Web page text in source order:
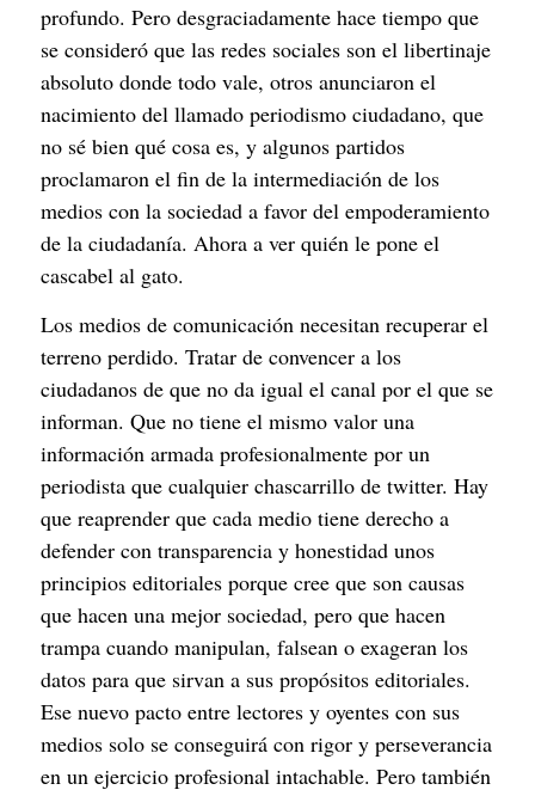
profundo. Pero desgraciadamente hace tiempo que
se consideró que las redes sociales son el libertinaje
absoluto donde todo vale, otros anunciaron el
nacimiento del llamado periodismo ciudadano, que
no sé bien qué cosa es, y algunos partidos
proclamaron el fin de la intermediación de los
medios con la sociedad a favor del empoderamiento
de la ciudadanía. Ahora a ver quién le pone el
cascabel al gato.
Los medios de comunicación necesitan recuperar el
terreno perdido. Tratar de convencer a los
ciudadanos de que no da igual el canal por el que se
informan. Que no tiene el mismo valor una
información armada profesionalmente por un
periodista que cualquier chascarrillo de twitter. Hay
que reaprender que cada medio tiene derecho a
defender con transparencia y honestidad unos
principios editoriales porque cree que son causas
que hacen una mejor sociedad, pero que hacen
trampa cuando manipulan, falsean o exageran los
datos para que sirvan a sus propósitos editoriales.
Ese nuevo pacto entre lectores y oyentes con sus
medios solo se conseguirá con rigor y perseverancia
en un ejercicio profesional intachable. Pero también